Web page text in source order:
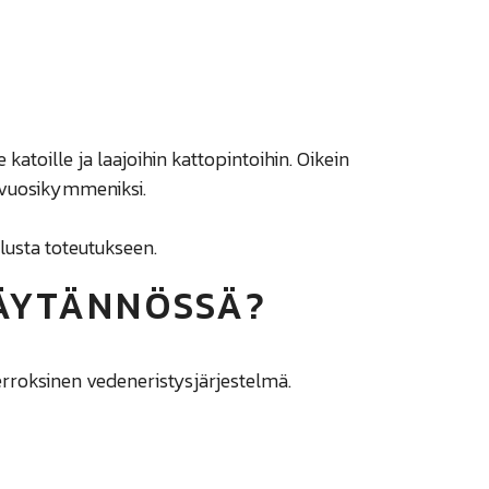
ja laajoihin kattopintoihin. Oikein
toteutukseen.
vedeneristysjärjestelmä.